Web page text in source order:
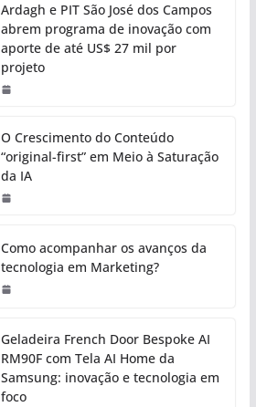
Ardagh e PIT São José dos Campos
abrem programa de inovação com
aporte de até US$ 27 mil por
projeto
O Crescimento do Conteúdo
“original-first” em Meio à Saturação
da IA
Como acompanhar os avanços da
tecnologia em Marketing?
Geladeira French Door Bespoke AI
RM90F com Tela AI Home da
Samsung: inovação e tecnologia em
foco